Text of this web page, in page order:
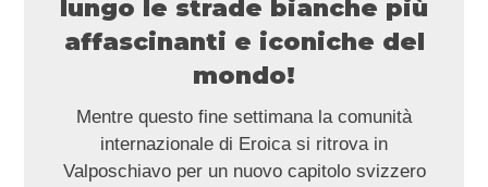
lungo le strade bianche più
affascinanti e iconiche del
mondo!
Mentre questo fine settimana la comunità
internazionale di Eroica si ritrova in
Valposchiavo per un nuovo capitolo svizzero